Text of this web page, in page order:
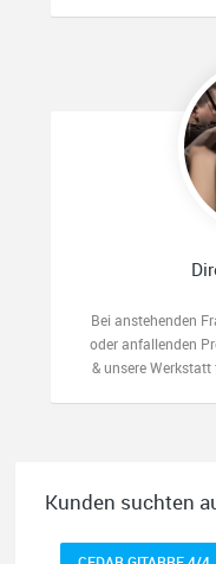
Bei anstehenden
oder anfallenden
& unsere
Kunden suchten